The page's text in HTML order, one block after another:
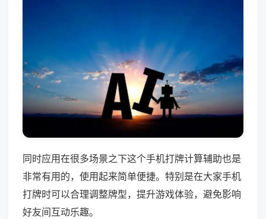
同时应用在很多场景之下这个手机打牌计算辅助也是
非常有用的，使用起来简单便捷。特别是在大家手机
打牌时可以合理调整牌型，提升游戏体验，避免影响
好友间互动乐趣。